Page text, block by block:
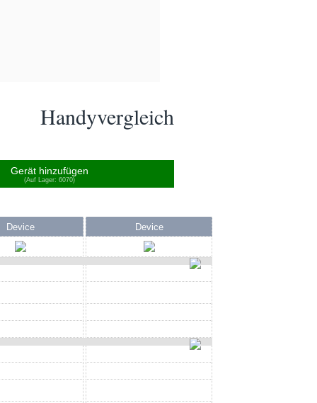
Handyvergleich
Gerät hinzufügen
(Auf Lager: 6070)
Device Device